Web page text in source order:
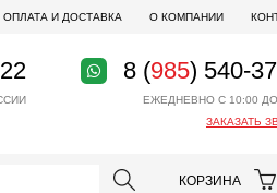
ОПЛАТА И ДОСТАВКА О КОМПАНИИ
8 (985) 540-
ЕЖЕДНЕВНО С 10:00 ДО
ЗАКАЗАТЬ
КОРЗИНА